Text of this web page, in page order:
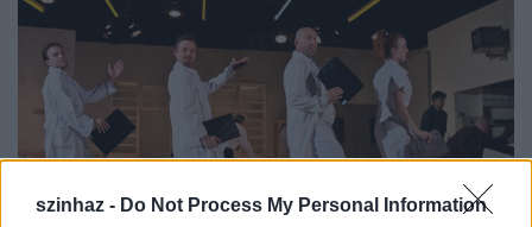
szinhaz - Do Not Process My Personal Information